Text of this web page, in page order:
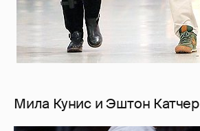
Мила Кунис и Эштон Катчер